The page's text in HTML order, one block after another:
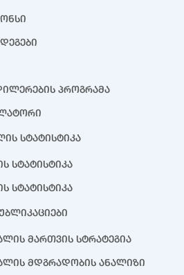
პროგრამა
სტატისტიკა
სტატისტიკა
სტატისტიკა
მართვის სტრატეგია
მდგრადობის ანალიზი